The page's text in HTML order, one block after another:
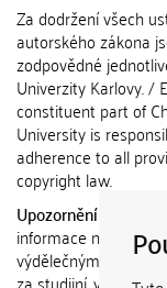
Za dodržení všech
autorského zákona
zodpovědné
Univerzity Karlovy. /
constituent part of
University is
adherence to all
copyright law.
Upozornění / Notice:
informace nemohou
výdělečným účelům